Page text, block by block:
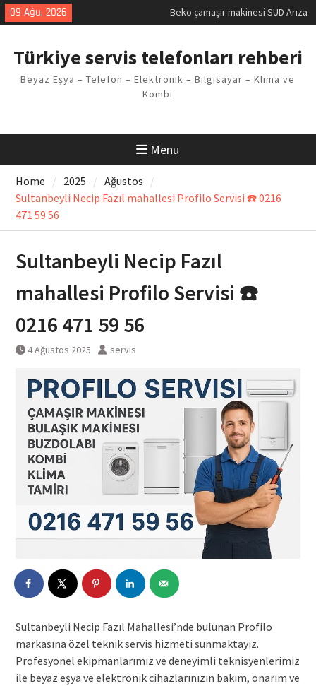
Skip
to
09 Ağu, 2026
Demirdöküm buzdolabı E1 Arıza
Arızası Çözümü
E02 Arıza Kodu Regal kombi
Sorunu
Türkiye servis telefonları rehberi
Beyaz Eşya – Telefon – Elektronik – Bilgisayar – Klima ve
Kombi
Menu
Home 2025
Ağustos
Sultanbeyli Necip Fazıl mahallesi Profilo Servisi ☎️ 0216
471 59 56
Sultanbeyli Necip Fazıl
mahallesi Profilo Servisi ☎️
0216 471 59 56
4 Ağustos 2025 servis
Sultanbeyli Necip Fazıl Mahallesi’nde bulunan Profilo
markasına özel teknik servis hizmeti sunmaktayız.
Profesyonel ekipmanlarımız ve deneyimli teknisyenlerimiz
ile beyaz eşya ve elektronik cihazlarınızın bakım, onarım ve